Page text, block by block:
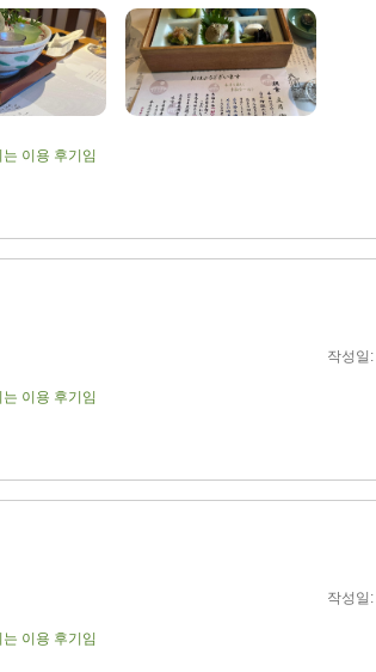
です。また訪れたいと思える素
ら
67088?
이용 후기임
작성일:
이용 후기임
작성일:
이용 후기임